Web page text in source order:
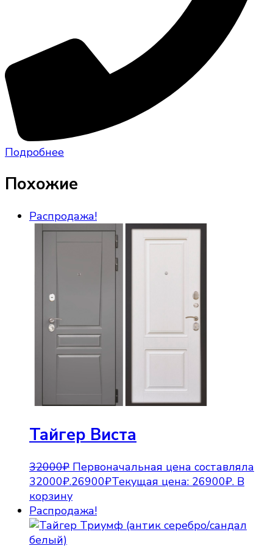
Подробнее
Похожие
Распродажа!
Тайгер Виста
32000₽ Первоначальная цена составляла
32000₽.26900₽Текущая цена: 26900₽. В
корзину
Распродажа!